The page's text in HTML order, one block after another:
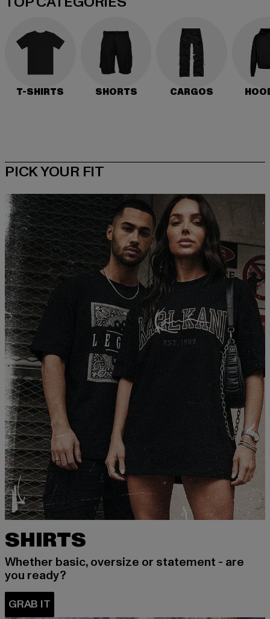
T-SHIRTS SHORTS CARGOS
PICK YOUR FIT
SHIRTS
Whether basic, oversize or statement - are
you ready?